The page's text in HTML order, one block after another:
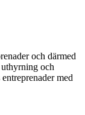
och därmed
och
med